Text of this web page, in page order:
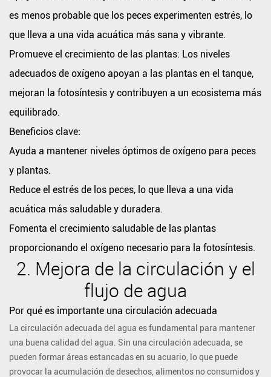
las
bombas
aire
mejoran
la
oxigenación:
Beneficios
2.
Mejora
de
la
circulación
flujo
agua
Por
qué
es
importante
es menos probable que los peces experimenten estrés, lo
que lleva a una vida acuática más sana y vibrante.
Promueve el crecimiento de las plantas: Los niveles
adecuados de oxígeno apoyan a las plantas en el tanque,
mejoran la fotosíntesis y contribuyen a un ecosistema más
equilibrado.
Beneficios clave:
Ayuda a mantener niveles óptimos de oxígeno para peces
y plantas.
Reduce el estrés de los peces, lo que lleva a una vida
acuática más saludable y duradera.
Fomenta el crecimiento saludable de las plantas
proporcionando el oxígeno necesario para la fotosíntesis.
2. Mejora de la circulación y el
flujo de agua
Por qué es importante una circulación adecuada
La circulación adecuada del agua es fundamental para mantener
una buena calidad del agua. Sin una circulación adecuada, se
pueden formar áreas estancadas en su acuario, lo que puede
provocar la acumulación de desechos, alimentos no consumidos y